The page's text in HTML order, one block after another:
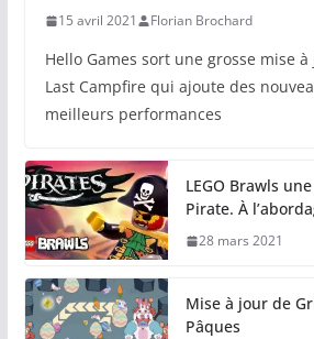
15 avril 2021 Florian Brochard
Hello Games sort une grosse mise
Last Campfire qui ajoute des
meilleurs performances
LEGO Brawls
Pirate. À
28 mars 2021
Mise à jour de
Pâques